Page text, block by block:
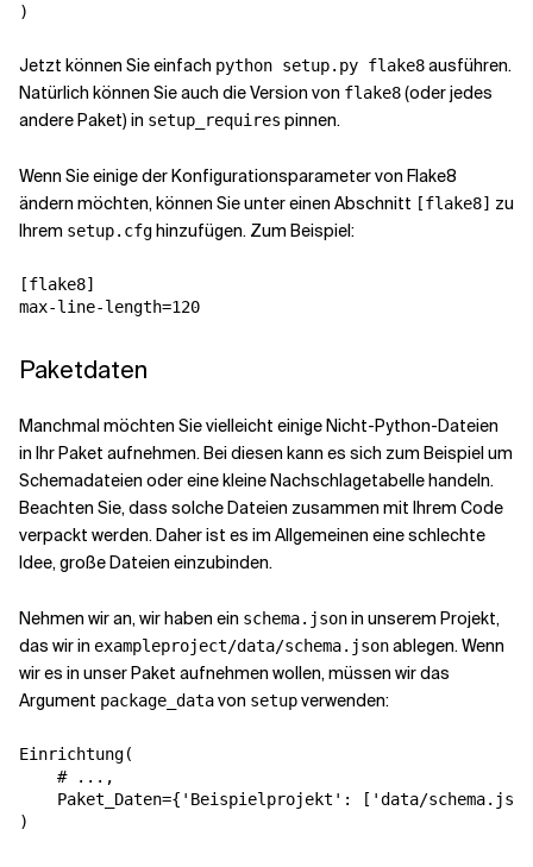
)
Jetzt können Sie einfach python setup.py flake8ausführen.
Natürlich können Sie auch die Version von flake8(oder jedes
andere Paket) in setup_requires pinnen.
Wenn Sie einige der Konfigurationsparameter von Flake8
ändern möchten, können Sie unter einen Abschnitt [flake8] zu
Ihrem setup.cfghinzufügen. Zum Beispiel:
[flake8]
max-line-length=120
Paketdaten
Manchmal möchten Sie vielleicht einige Nicht-Python-Dateien
in Ihr Paket aufnehmen. Bei diesen kann es sich zum Beispiel um
Schemadateien oder eine kleine Nachschlagetabelle handeln.
Beachten Sie, dass solche Dateien zusammen mit Ihrem Code
verpackt werden. Daher ist es im Allgemeinen eine schlechte
Idee, große Dateien einzubinden.
Nehmen wir an, wir haben ein schema.jsonin unserem Projekt,
das wir in exampleproject/data/schema.jsonablegen. Wenn
wir es in unser Paket aufnehmen wollen, müssen wir das
Argument package_datavon setupverwenden:
Einrichtung(
# ...,
Paket_Daten={ 'Beispielprojekt' : [ 'data/
)